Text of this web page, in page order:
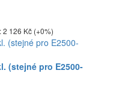
126 Kč (+0%)
(stejné pro E2500-